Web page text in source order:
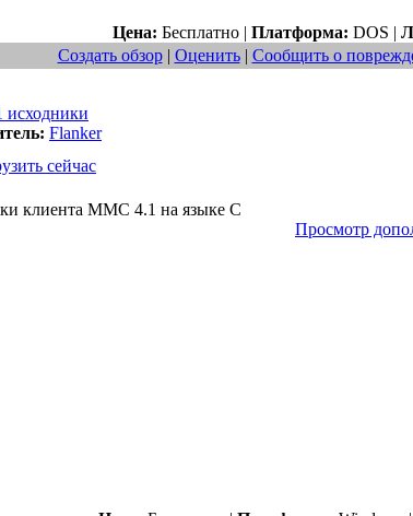
Цена: Бесплатно | Платформа: DOS |
Создать обзор| Оценить| Сообщить о
исходники
Flanker
сейчас
клиента MMC 4.1 на языке C
Просмотр